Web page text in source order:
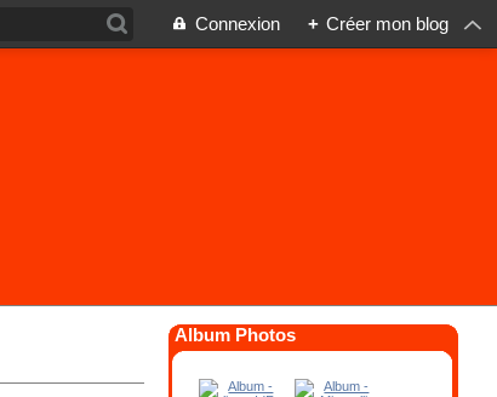
Connexion + Créer mon blog
Album Photos